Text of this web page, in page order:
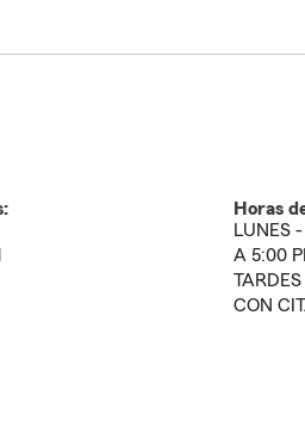
Horas
LUNES
A 5:00
CON